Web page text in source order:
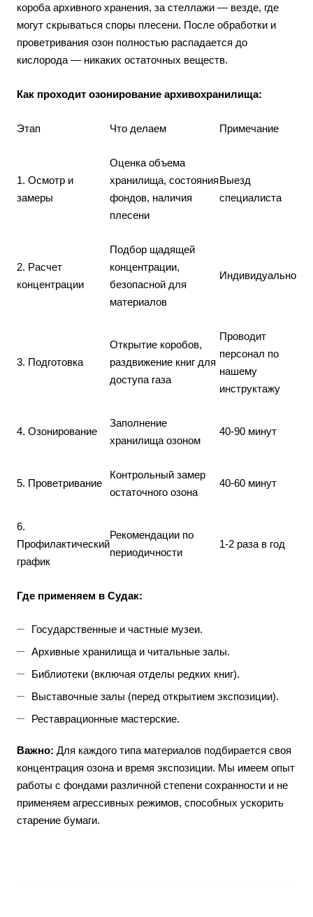
короба архивного хранения, за стеллажи — везде, где
могут скрываться споры плесени. После обработки и
проветривания озон полностью распадается до
кислорода — никаких остаточных веществ.
Как проходит озонирование архивохранилища:
Этап Что делаем Примечание
1. Осмотр и
замеры
Оценка объема
хранилища, состояния
фондов, наличия
плесени
Выезд
специалиста
2. Расчет
концентрации
Подбор щадящей
концентрации,
безопасной для
материалов
Индивидуально
3. Подготовка
Открытие коробов,
раздвижение книг для
доступа газа
Проводит
персонал по
нашему
инструктажу
4. Озонирование
Заполнение
хранилища озоном
40-90 минут
5. Проветривание
Контрольный замер
остаточного озона
40-60 минут
6.
Профилактический
график
Рекомендации по
периодичности
1-2 раза в год
Где применяем в Судак:
Государственные и частные музеи.
Архивные хранилища и читальные залы.
Библиотеки (включая отделы редких книг).
Выставочные залы (перед открытием экспозиции).
Реставрационные мастерские.
Важно: Для каждого типа материалов подбирается своя
концентрация озона и время экспозиции. Мы имеем опыт
работы с фондами различной степени сохранности и не
применяем агрессивных режимов, способных ускорить
старение бумаги.